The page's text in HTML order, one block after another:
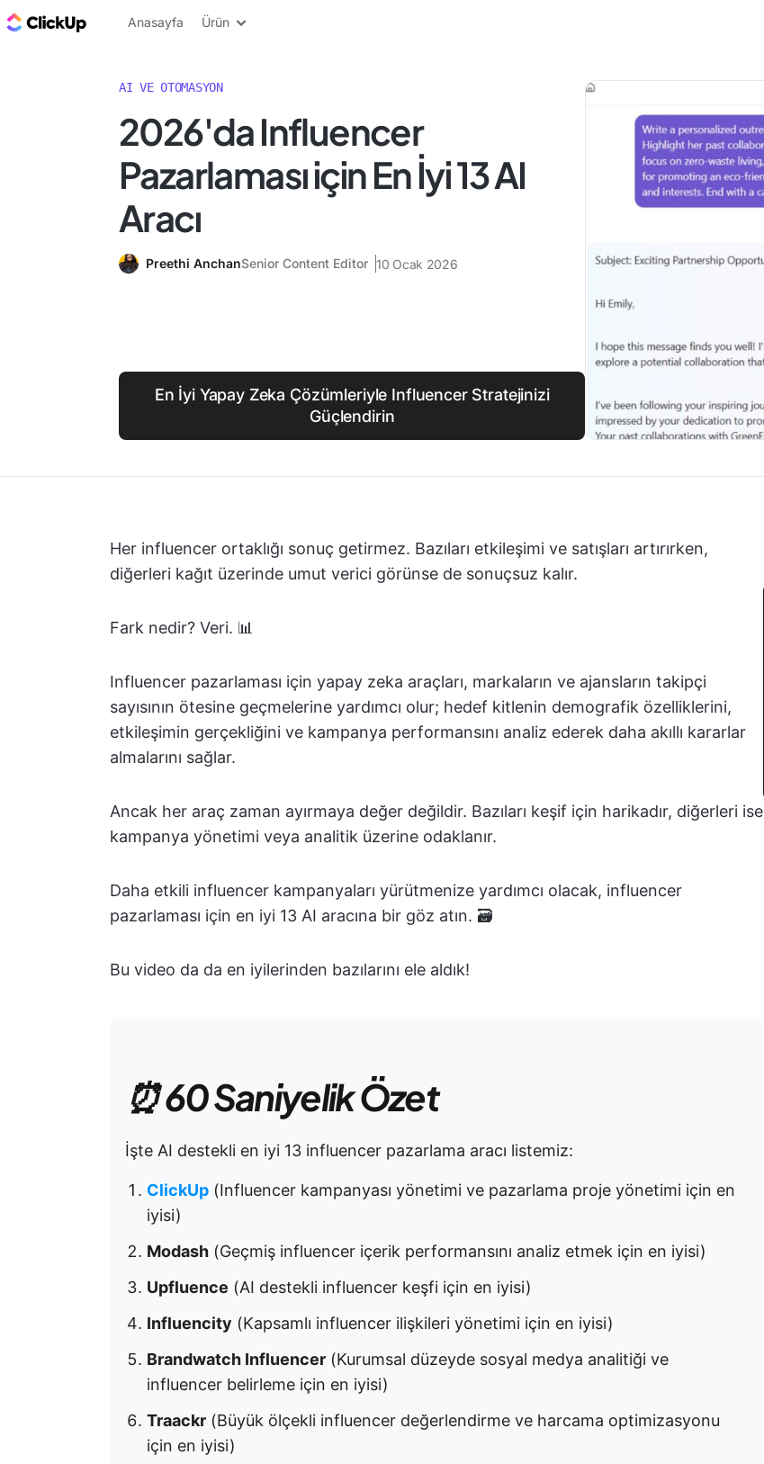
ClickUp Blog
Anasayfa Ürün
AI VE OTOMASYON
2026'da Influencer
Pazarlaması için En İyi 13 AI
Aracı
Preethi AnchanSenior Content Editor 10 Ocak 2026
En İyi Yapay Zeka Çözümleriyle Influencer Stratejinizi
Güçlendirin
Her influencer ortaklığı sonuç getirmez. Bazıları etkileşimi ve satışları artırırken,
diğerleri kağıt üzerinde umut verici görünse de sonuçsuz kalır.
Fark nedir? Veri. 📊
Influencer pazarlaması için yapay zeka araçları, markaların ve ajansların takipçi
sayısının ötesine geçmelerine yardımcı olur; hedef kitlenin demografik özelliklerini,
etkileşimin gerçekliğini ve kampanya performansını analiz ederek daha akıllı kararlar
almalarını sağlar.
Ancak her araç zaman ayırmaya değer değildir. Bazıları keşif için harikadır, diğerleri ise
kampanya yönetimi veya analitik üzerine odaklanır.
Daha etkili influencer kampanyaları yürütmenize yardımcı olacak, influencer
pazarlaması için en iyi 13 AI aracına bir göz atın. 🗃️
Bu video da da en iyilerinden bazılarını ele aldık!
⏰ 60 Saniyelik Özet
İşte AI destekli en iyi 13 influencer pazarlama aracı listemiz:
ClickUp (Influencer kampanyası yönetimi ve pazarlama proje yönetimi için en
iyisi)
Modash (Geçmiş influencer içerik performansını analiz etmek için en iyisi)
Upfluence (AI destekli influencer keşfi için en iyisi)
Influencity (Kapsamlı influencer ilişkileri yönetimi için en iyisi)
Brandwatch Influencer (Kurumsal düzeyde sosyal medya analitiği ve
influencer belirleme için en iyisi)
Traackr (Büyük ölçekli influencer değerlendirme ve harcama optimizasyonu
için en iyisi)